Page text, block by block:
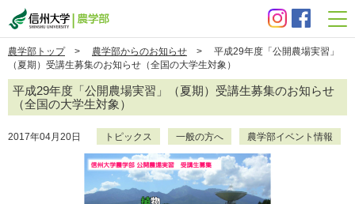
農学部トップ> 農学部からのお知らせ > 平成29年度「公開農場実習」
（夏期）受講生募集のお知らせ（全国の大学生対象）
平成29年度「公開農場実習」（夏期）受講生募集のお知らせ
（全国の大学生対象）
2017年04月20日 トピックス 一般の方へ 農学部イベント情報